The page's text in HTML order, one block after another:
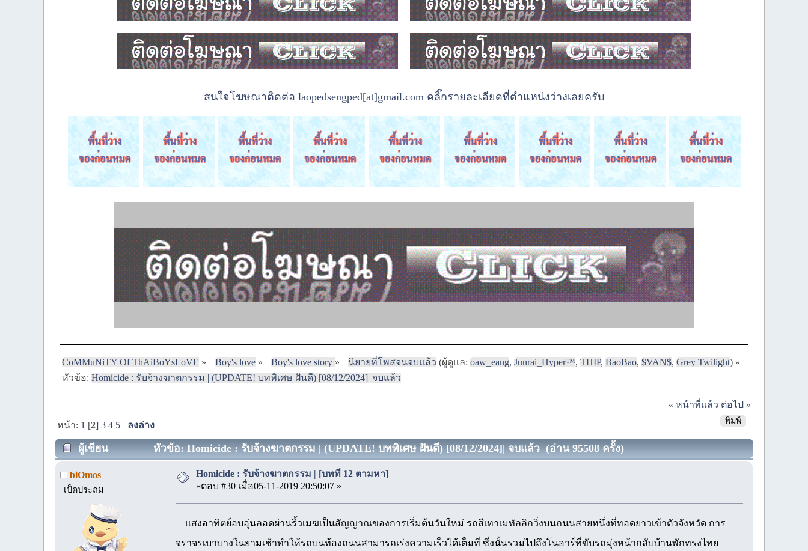
สนใจโฆษณาติดต่อ laopedsengped[at]gmail.com คลิ๊กรายละเอียดที่ตำแหน่งว่างเลยครับ
CoMMuNiTY Of ThAiBoYsLoVE » Boy's love» Boy's love story » นิยายที่โพสจนจบแล้ว (ผู้ดูแล:oaw_eang,Junrai_Hyper™,THIP,BaoBao,$VAN$,Grey Twilight) »
หัวข้อ:Homicide : รับจ้างฆาตกรรม | (UPDATE! บทพิเศษ ฝันดี) [08/12/2024]| จบแล้ว
« หน้าที่แล้ว ต่อไป »
พิมพ์
หน้า: 1 [2]3 4 5 ลงล่าง
ผู้เขียน หัวข้อ: Homicide : รับจ้างฆาตกรรม | (UPDATE! บทพิเศษ ฝันดี) [08/12/2024]| จบแล้ว (อ่าน 95508 ครั้ง)
biOmos
เป็ดประถม
Homicide : รับจ้างฆาตกรรม | [บทที่ 12 ตามหา]
«ตอบ #30 เมื่อ05-11-2019 20:50:07 »
แสงอาทิตย์อบอุ่นลอดผ่านริ้วเมฆเป็นสัญญาณของการเริ่มต้นวันใหม่ รถสีเทาเมทัลลิกวิ่งบนถนนสายหนึ่งที่ทอดยาวเข้าตัวจังหวัด การ
จราจรเบาบางในยามเช้าทำให้รถบนท้องถนนสามารถเร่งความเร็วได้เต็มที่ ซึ่งนั่นรวมไปถึงโนอาร์ที่ขับรถมุ่งหน้ากลับบ้านพักทรงไทย